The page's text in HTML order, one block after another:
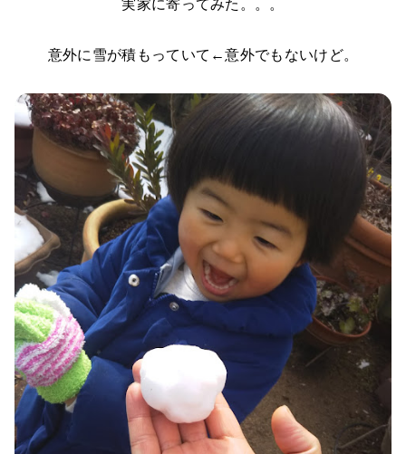
実家に寄ってみた。。。
意外に雪が積もっていて←意外でもないけど。